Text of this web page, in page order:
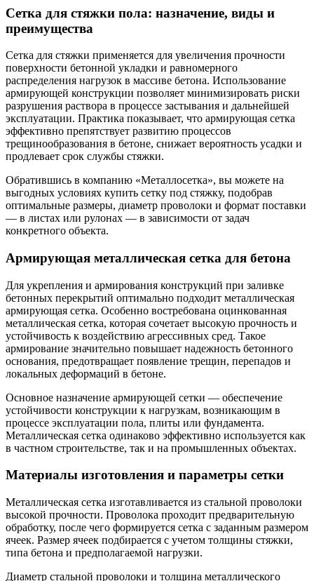
Сетка для стяжки пола: назначение, виды и
преимущества
Сетка для стяжки применяется для увеличения прочности
поверхности бетонной укладки и равномерного
распределения нагрузок в массиве бетона. Использование
армирующей конструкции позволяет минимизировать риски
разрушения раствора в процессе застывания и дальнейшей
эксплуатации. Практика показывает, что армирующая сетка
эффективно препятствует развитию процессов
трещинообразования в бетоне, снижает вероятность усадки и
продлевает срок службы стяжки.
Обратившись в компанию «Металлосетка», вы можете на
выгодных условиях купить сетку под стяжку, подобрав
оптимальные размеры, диаметр проволоки и формат поставки
— в листах или рулонах — в зависимости от задач
конкретного объекта.
Армирующая металлическая сетка для бетона
Для укрепления и армирования конструкций при заливке
бетонных перекрытий оптимально подходит металлическая
армирующая сетка. Особенно востребована оцинкованная
металлическая сетка, которая сочетает высокую прочность и
устойчивость к воздействию агрессивных сред. Такое
армирование значительно повышает надежность бетонного
основания, предотвращает появление трещин, перепадов и
локальных деформаций в бетоне.
Основное назначение армирующей сетки — обеспечение
устойчивости конструкции к нагрузкам, возникающим в
процессе эксплуатации пола, плиты или фундамента.
Металлическая сетка одинаково эффективно используется как
в частном строительстве, так и на промышленных объектах.
Материалы изготовления и параметры сетки
Металлическая сетка изготавливается из стальной проволоки
высокой прочности. Проволока проходит предварительную
обработку, после чего формируется сетка с заданным размером
ячеек. Размер ячеек подбирается с учетом толщины стяжки,
типа бетона и предполагаемой нагрузки.
Диаметр стальной проволоки и толщина металлического